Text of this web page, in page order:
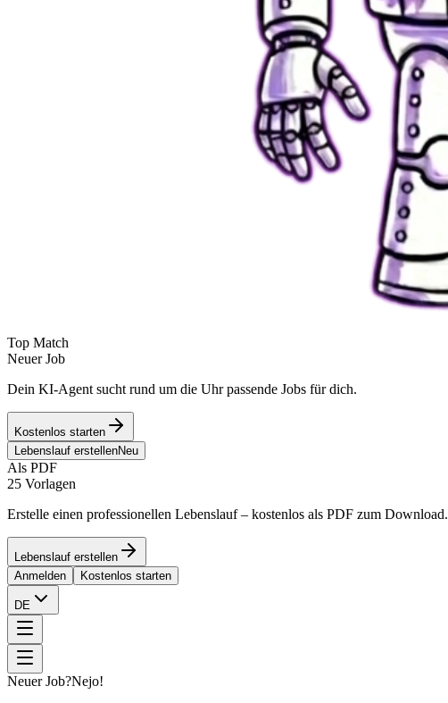
Top Match
Neuer Job
Dein KI-Agent sucht rund um die Uhr passende Jobs für dich.
Kostenlos starten
Lebenslauf erstellenNeu
Als PDF
25 Vorlagen
Erstelle einen professionellen Lebenslauf – kostenlos als PDF zum Download.
Lebenslauf erstellen
Anmelden
Kostenlos starten
DE
Neuer Job?Nejo!